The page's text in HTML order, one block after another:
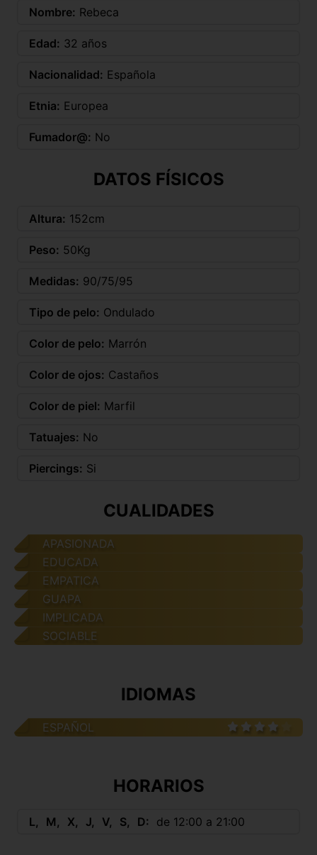
Nombre: Rebeca
Edad: 32 años
Nacionalidad: Española
Etnia: Europea
Fumador@: No
DATOS FÍSICOS
Altura: 152cm
Peso: 50Kg
Medidas: 90/75/95
Tipo de pelo: Ondulado
Color de pelo: Marrón
Color de ojos: Castaños
Color de piel: Marfil
Tatuajes: No
Piercings: Si
CUALIDADES
APASIONADA
EDUCADA
EMPATICA
GUAPA
IMPLICADA
SOCIABLE
IDIOMAS
ESPAÑOL
HORARIOS
L M X J V S D de 12:00 a 21:00